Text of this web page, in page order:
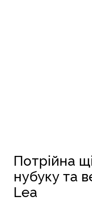
Потрійна
нубуку та
Lea